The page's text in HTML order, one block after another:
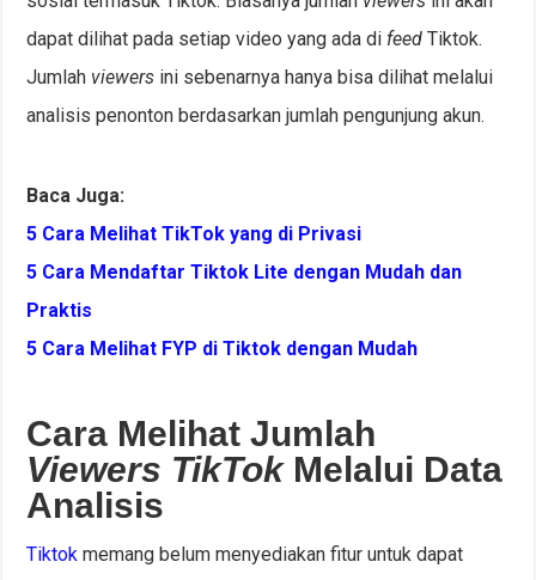
dapat dilihat pada setiap video yang ada di feedTiktok.
Jumlah viewers ini sebenarnya hanya bisa dilihat melalui
analisis penonton berdasarkan jumlah pengunjung akun.
Baca Juga:
5 Cara Melihat TikTok yang di Privasi
5 Cara Mendaftar Tiktok Lite dengan Mudah dan
Praktis
5 Cara Melihat FYP di Tiktok dengan Mudah
Cara Melihat Jumlah
Viewers TikTok Melalui Data
Analisis
Tiktok memang belum menyediakan fitur untuk dapat